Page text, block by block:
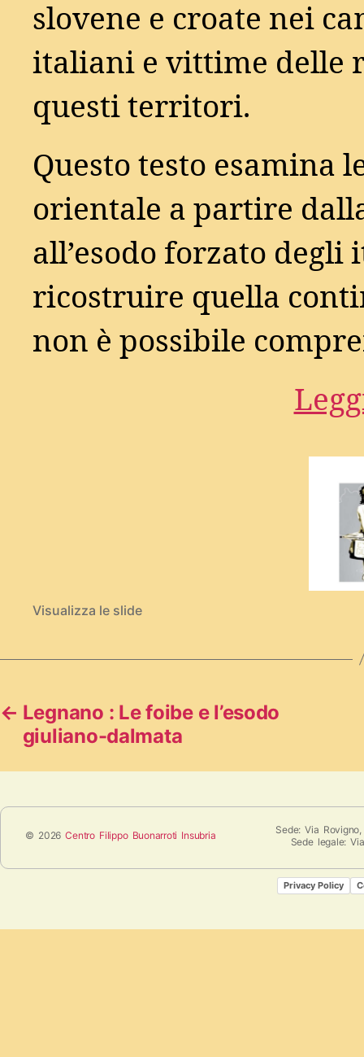
slovene e croate nei
italiani e vittime delle
questi territori.
Questo testo esamina
orientale a partire
all’esodo forzato
ricostruire quella
non è possibile
Visualizza le slide
← Legnano : Le foibe e l’esodo
giuliano-dalmata
© 2026Centro Filippo Buonarroti Insubria
Sede: Via
Sede legale:
Privacy Policy